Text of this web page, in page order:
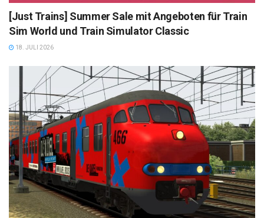
[Just Trains] Summer Sale mit Angeboten für Train
Sim World und Train Simulator Classic
18. JULI 2026